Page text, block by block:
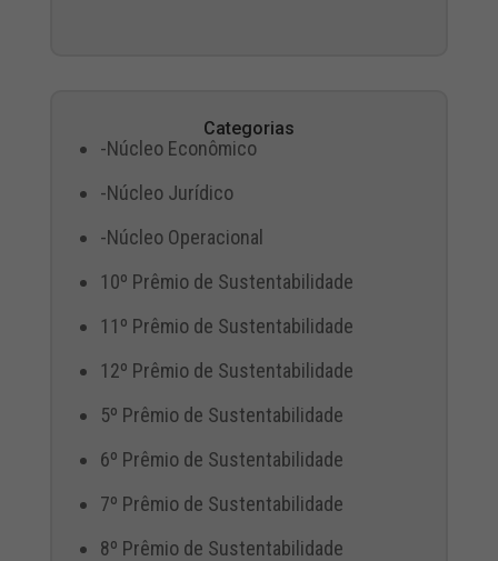
Categorias
-Núcleo Econômico
-Núcleo Jurídico
-Núcleo Operacional
10º Prêmio de Sustentabilidade
11º Prêmio de Sustentabilidade
12º Prêmio de Sustentabilidade
5º Prêmio de Sustentabilidade
6º Prêmio de Sustentabilidade
7º Prêmio de Sustentabilidade
8º Prêmio de Sustentabilidade